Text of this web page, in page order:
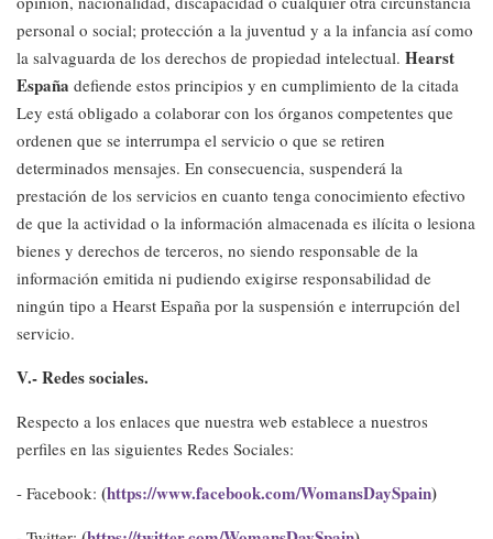
personal o social; protección a la juventud y a la infancia así como
la salvaguarda de los derechos de propiedad intelectual. Hearst
España defiende estos principios y en cumplimiento de la citada
Ley está obligado a colaborar con los órganos competentes que
ordenen que se interrumpa el servicio o que se retiren
determinados mensajes. En consecuencia, suspenderá la
prestación de los servicios en cuanto tenga conocimiento efectivo
de que la actividad o la información almacenada es ilícita o lesiona
bienes y derechos de terceros, no siendo responsable de la
información emitida ni pudiendo exigirse responsabilidad de
ningún tipo a Hearst España por la suspensión e interrupción del
servicio.
V.- Redes sociales.
Respecto a los enlaces que nuestra web establece a nuestros
perfiles en las siguientes Redes Sociales:
- Facebook: (https://www.facebook.com/WomansDaySpain)